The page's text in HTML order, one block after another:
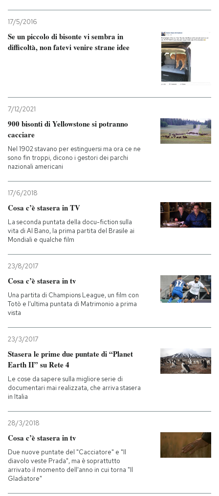
17/5/2016
Se un piccolo di bisonte vi sembra in
difficoltà, non fatevi venire strane idee
7/12/2021
900 bisonti di Yellowstone si potranno
cacciare
Nel 1902 stavano per estinguersi ma ora ce ne
sono fin troppi, dicono i gestori dei parchi
nazionali americani
17/6/2018
Cosa c’è stasera in TV
La seconda puntata della docu-fiction sulla
vita di Al Bano, la prima partita del Brasile ai
Mondiali e qualche film
23/8/2017
Cosa c’è stasera in tv
Una partita di Champions League, un film con
Totò e l'ultima puntata di Matrimonio a prima
vista
23/3/2017
Stasera le prime due puntate di “Planet
Earth II” su Rete 4
Le cose da sapere sulla migliore serie di
documentari mai realizzata, che arriva stasera
in Italia
28/3/2018
Cosa c’è stasera in tv
Due nuove puntate del "Cacciatore" e "Il
diavolo veste Prada", ma è soprattutto
arrivato il momento dell'anno in cui torna "Il
Gladiatore"